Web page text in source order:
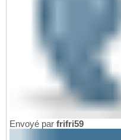
Envoyé par frifri59